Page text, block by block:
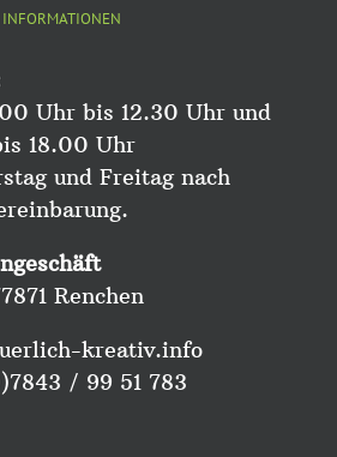
Uhr bis 12.30 Uhr und
18.00 Uhr
und Freitag nach
Renchen
kreativ.info
/ 99 51 783